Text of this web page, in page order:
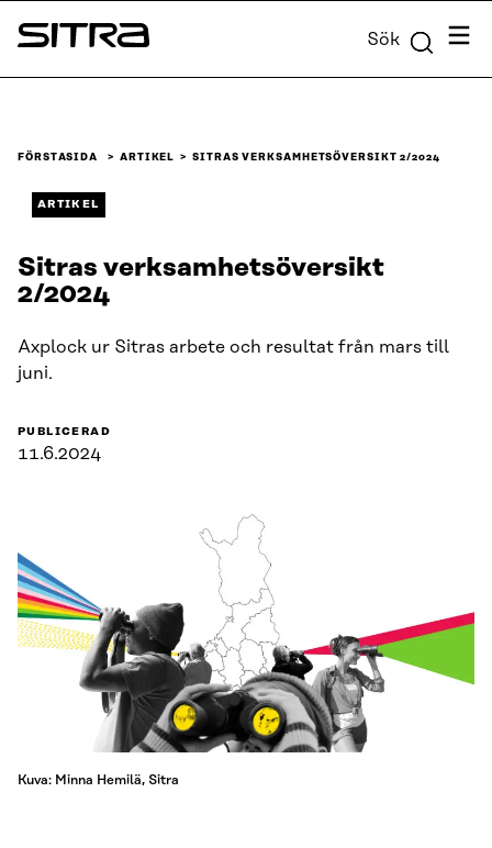
Skip to
content
Sitra Sök Meny
FÖRSTASIDA ARTIKEL SITRAS VERKSAMHETSÖVERSIKT 2/2024
ARTIKEL
Sitras verksamhetsöversikt
2/2024
Axplock ur Sitras arbete och resultat från mars till
juni.
PUBLICERAD
11.6.2024
Kuva: Minna Hemilä, Sitra